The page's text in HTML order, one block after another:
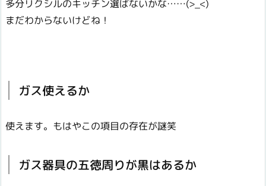
多分リクシルのキッチン選ばないかな……(>_<)
まだわからないけどね！
ガス使えるか
使えます。もはやこの項目の存在が謎笑
ガス器具の五徳周りが黒はあるか